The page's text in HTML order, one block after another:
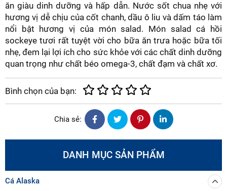
ăn giàu dinh dưỡng và hấp dẫn. Nước sốt chua nhẹ với
hương vị dễ chịu của cốt chanh, dầu ô liu và dấm táo làm
nổi bật hương vị của món salad. Món salad cá hồi
sockeye tươi rất tuyệt vời cho bữa ăn trưa hoặc bữa tối
nhẹ, đem lại lợi ích cho sức khỏe với các chất dinh dưỡng
quan trọng như chất béo omega-3, chất đạm và chất xơ.
Bình chọn của bạn:
Chia sẻ:
DANH MỤC SẢN PHẨM
Cá Alaska